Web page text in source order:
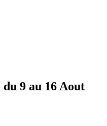
9 au 16 Aout